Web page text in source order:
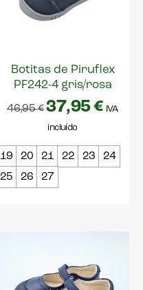
Botitas de Piruflex
PF242-4 gris/rosa
46,95€ 37,95€ IVA
incluído
19 20 21 22 23
24
25
26 27